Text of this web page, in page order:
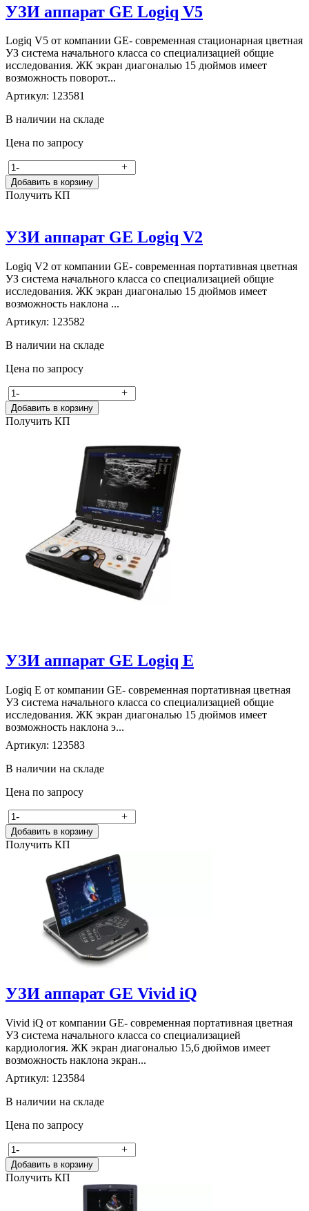
УЗИ аппарат GE Logiq V5
Logiq V5 от компании GE- современная стационарная цветная
УЗ система начального класса со специализацией общие
исследования. ЖК экран диагональю 15 дюймов имеет
возможность поворот...
Артикул: 123581
В наличии на складе
Цена по запросу
- +
Добавить в корзину
Получить КП
УЗИ аппарат GE Logiq V2
Logiq V2 от компании GE- современная портативная цветная
УЗ система начального класса со специализацией общие
исследования. ЖК экран диагональю 15 дюймов имеет
возможность наклона ...
Артикул: 123582
В наличии на складе
Цена по запросу
- +
Добавить в корзину
Получить КП
УЗИ аппарат GE Logiq E
Logiq Е от компании GE- современная портативная цветная
УЗ система начального класса со специализацией общие
исследования. ЖК экран диагональю 15 дюймов имеет
возможность наклона э...
Артикул: 123583
В наличии на складе
Цена по запросу
- +
Добавить в корзину
Получить КП
УЗИ аппарат GE Vivid iQ
Vivid iQ от компании GE- современная портативная цветная
УЗ система начального класса со специализацией
кардиология. ЖК экран диагональю 15,6 дюймов имеет
возможность наклона экран...
Артикул: 123584
В наличии на складе
Цена по запросу
- +
Добавить в корзину
Получить КП